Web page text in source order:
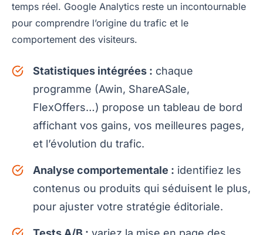
temps réel. Google Analytics reste un incontournable
pour comprendre l’origine du trafic et le
comportement des visiteurs.
Statistiques intégrées : chaque
programme (Awin, ShareASale,
FlexOffers…) propose un tableau de bord
affichant vos gains, vos meilleures pages,
et l’évolution du trafic.
Analyse comportementale : identifiez les
contenus ou produits qui séduisent le plus,
pour ajuster votre stratégie éditoriale.